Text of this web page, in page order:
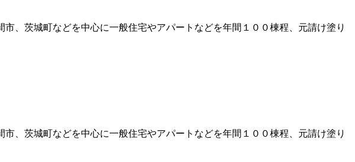
、茨城町などを中心に一般住宅やアパートなどを年間１００棟程、元請け塗り
、茨城町などを中心に一般住宅やアパートなどを年間１００棟程、元請け塗り